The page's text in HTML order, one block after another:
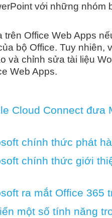
với những nhóm
trên Office Web Apps
bộ Office. Tuy nhiên,
và chỉnh sửa tài liệu
Web Apps.
Cloud Connect đưa
chính thức phát
chính thức giới
ra mắt Office 365
một số tính năng